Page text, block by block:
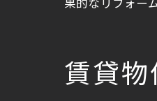
果的なリフォー
賃貸